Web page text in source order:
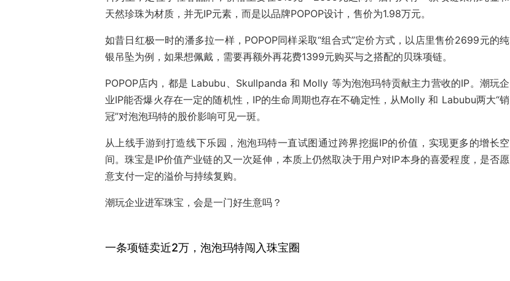
天然珍珠为材质，并无IP元素，而是以品牌POPOP设计，售价为1.98万元。
如昔日红极一时的潘多拉一样，POPOP同样采取“组合式”定价方式，以店里售价2699元的纯
银吊坠为例，如果想佩戴，需要再额外再花费1399元购买与之搭配的贝珠项链。
POPOP店内，都是 Labubu、Skullpanda 和 Molly 等为泡泡玛特贡献主力营收的IP。潮玩企
业IP能否爆火存在一定的随机性，IP的生命周期也存在不确定性，从Molly 和 Labubu两大“销
冠”对泡泡玛特的股价影响可见一斑。
从上线手游到打造线下乐园，泡泡玛特一直试图通过跨界挖掘IP的价值，实现更多的增长空
间。珠宝是IP价值产业链的又一次延伸，本质上仍然取决于用户对IP本身的喜爱程度，是否愿
意支付一定的溢价与持续复购。
潮玩企业进军珠宝，会是一门好生意吗？
一条项链卖近2万，泡泡玛特闯入珠宝圈